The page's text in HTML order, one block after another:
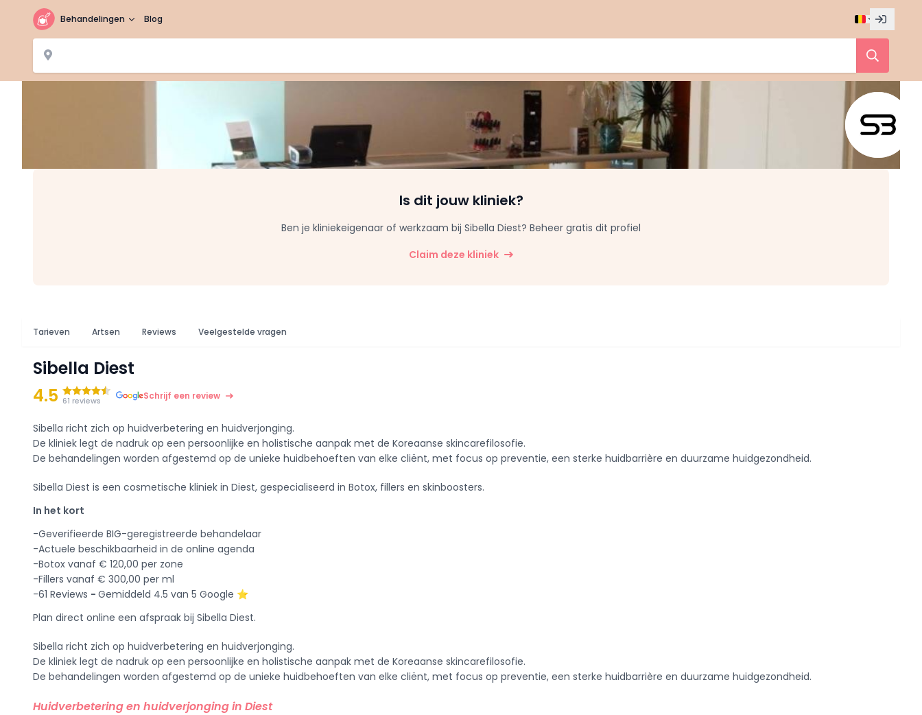
Behandelingen Blog
Is dit jouw kliniek?
Ben je kliniekeigenaar of werkzaam bij Sibella Diest? Beheer gratis dit profiel
Claim deze kliniek
Tarieven Artsen Reviews Veelgestelde vragen
Sibella Diest
4.5 61 reviews Schrijf een review
Sibella richt zich op huidverbetering en huidverjonging.
De kliniek legt de nadruk op een persoonlijke en holistische aanpak met de Koreaanse skincarefilosofie.
De behandelingen worden afgestemd op de unieke huidbehoeften van elke cliënt, met focus op preventie, een sterke huidbarrière en duurzame huidgezondheid.
Sibella Diest is een cosmetische kliniek in Diest, gespecialiseerd in Botox, fillers en skinboosters.
In het kort
-Geverifieerde BIG-geregistreerde behandelaar
-Actuele beschikbaarheid in de online agenda
-Botox vanaf € 120,00 per zone
-Fillers vanaf € 300,00 per ml
-61 Reviews - Gemiddeld 4.5 van 5 Google ⭐️
Plan direct online een afspraak bij Sibella Diest.
Sibella richt zich op huidverbetering en huidverjonging.
De kliniek legt de nadruk op een persoonlijke en holistische aanpak met de Koreaanse skincarefilosofie.
De behandelingen worden afgestemd op de unieke huidbehoeften van elke cliënt, met focus op preventie, een sterke huidbarrière en duurzame huidgezondheid.
Huidverbetering en huidverjonging in Diest